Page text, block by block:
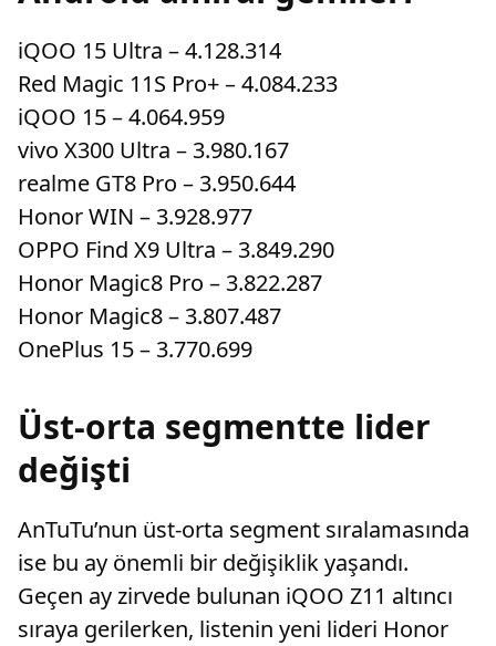
iQOO 15 Ultra – 4.128.314
Red Magic 11S Pro+ – 4.084.233
iQOO 15 – 4.064.959
vivo X300 Ultra – 3.980.167
realme GT8 Pro – 3.950.644
Honor WIN – 3.928.977
OPPO Find X9 Ultra – 3.849.290
Honor Magic8 Pro – 3.822.287
Honor Magic8 – 3.807.487
OnePlus 15 – 3.770.699
Üst-orta segmentte lider
değişti
AnTuTu’nun üst-orta segment sıralamasında
ise bu ay önemli bir değişiklik yaşandı.
Geçen ay zirvede bulunan iQOO Z11 altıncı
sıraya gerilerken, listenin yeni lideri Honor